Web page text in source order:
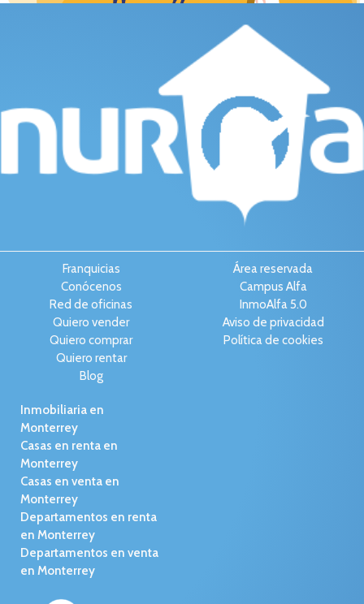
Franquicias
Conócenos
Red de oficinas
Quiero vender
Quiero comprar
Quiero rentar
Blog
Área reservada
Campus Alfa
InmoAlfa 5.0
Aviso de privacidad
Política de cookies
Inmobiliaria en
Monterrey
Casas en renta en
Monterrey
Casas en venta en
Monterrey
Departamentos en renta
en Monterrey
Departamentos en venta
en Monterrey